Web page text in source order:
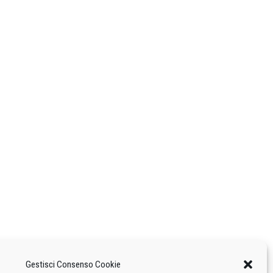
Gestisci Consenso Cookie